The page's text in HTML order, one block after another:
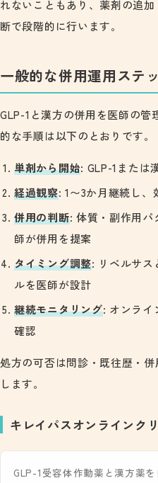
れないこともあり、薬剤の追
断で段階的に行います。
一般的な併用運用ステ
GLP-1と漢方の併用を医師の管
的な手順は以下のとおりです。
単剤から開始: GLP-1または
経過観察: 1〜3か月継続し、
併用の判断: 体質・副作用パ
師が併用を提案
タイミング調整: リベルサス
ルを医師が設計
継続モニタリング: オンライ
確認
処方の可否は問診・既往歴・
します。
キレイパスオンラインク
GLP-1受容体作動薬と漢方薬